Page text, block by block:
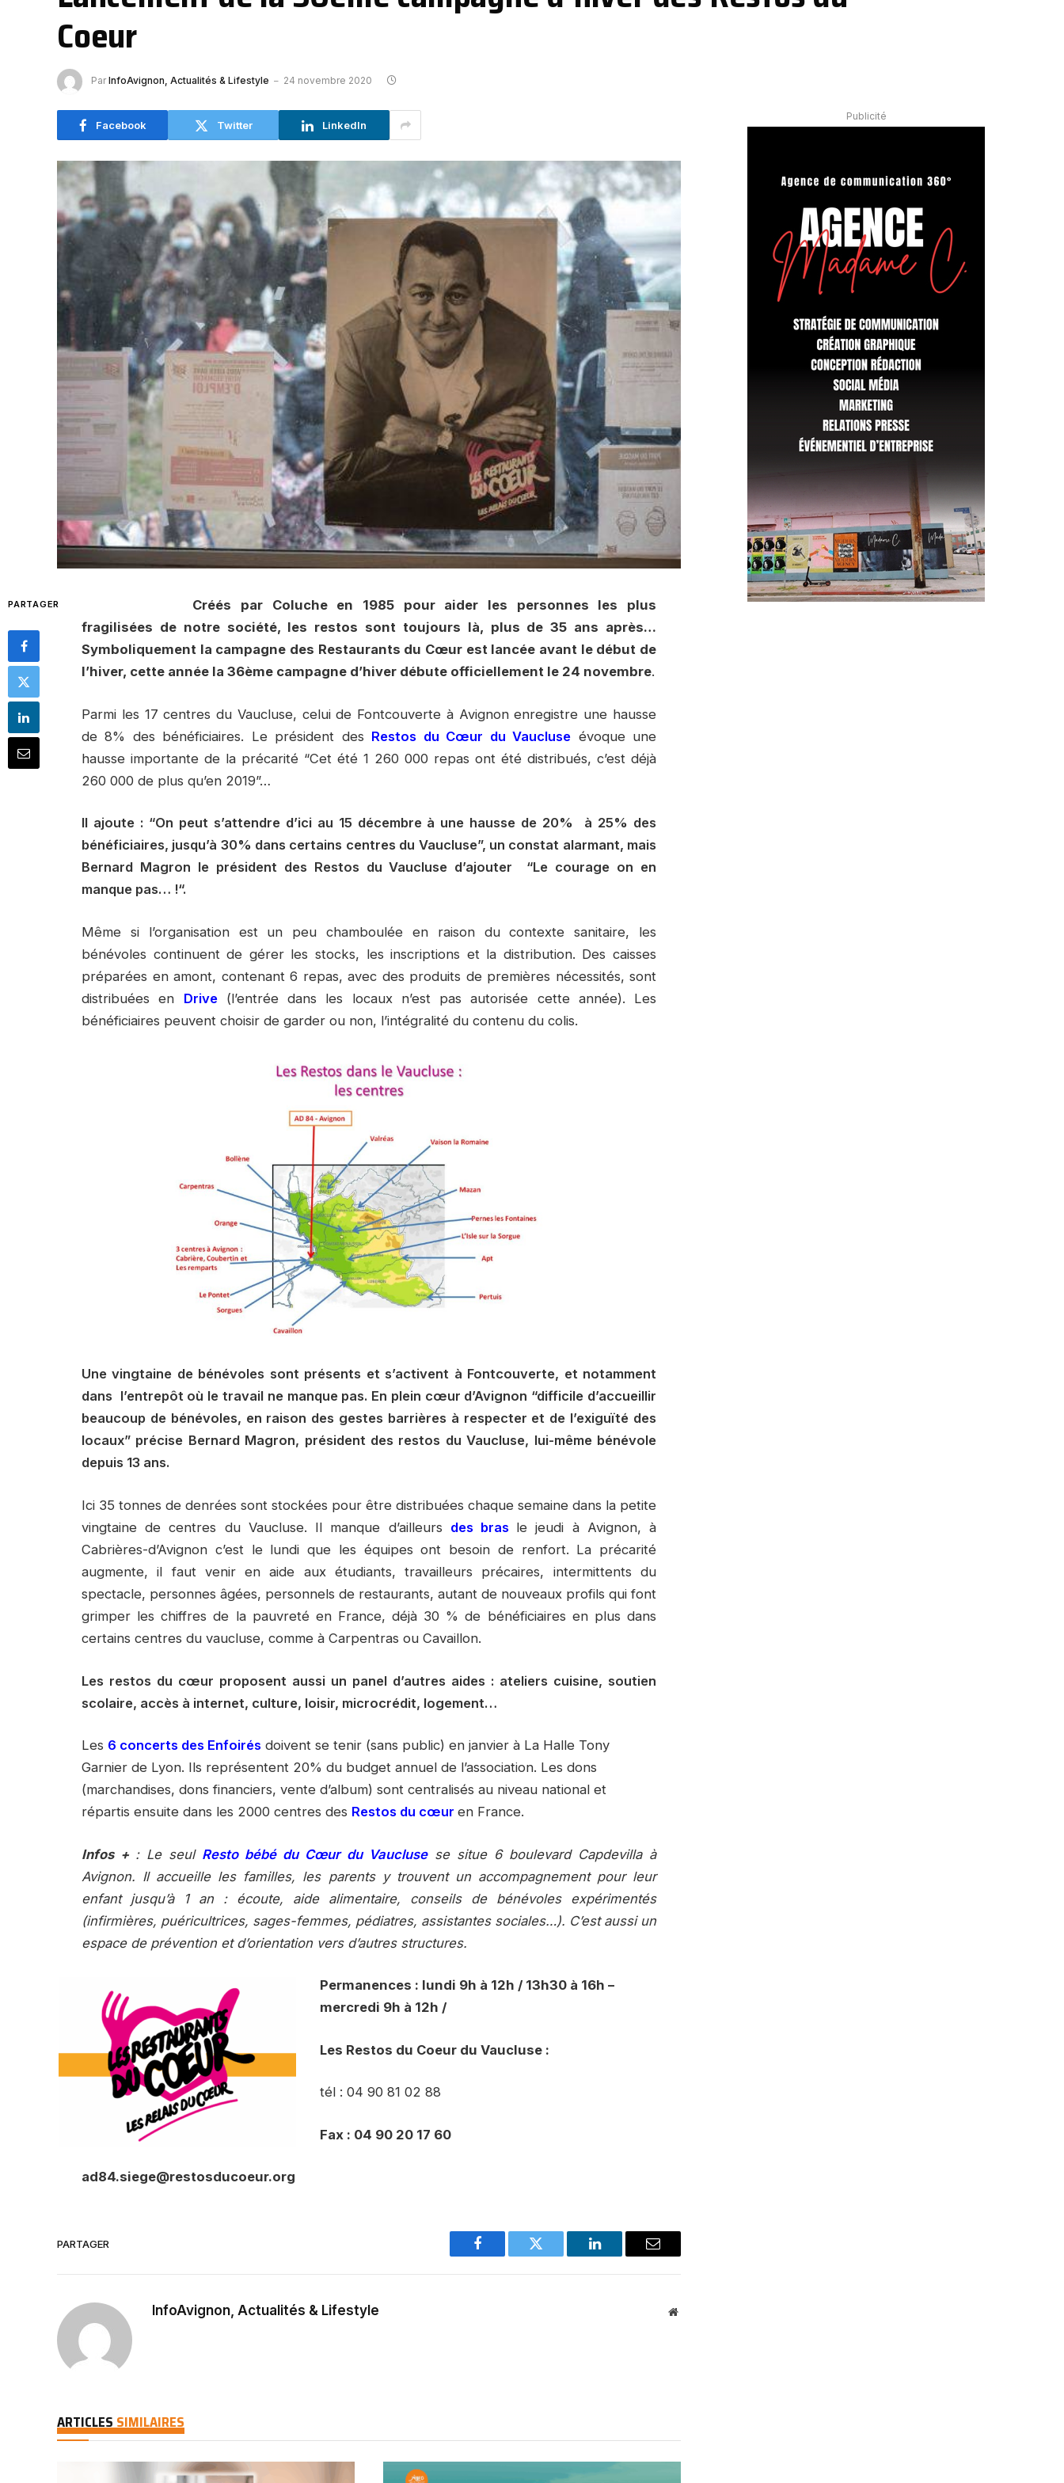
Coeur
Par InfoAvignon, Actualités & Lifestyle 24 novembre 2020
Facebook Twitter LinkedIn
PARTAGER
Créés par Coluche en 1985 pour aider les personnes les plus
fragilisées de notre société, les restos sont toujours là, plus de 35 ans après…
Symboliquement la campagne des Restaurants du Cœur est lancée avant le début de
l’hiver, cette année la 36ème campagne d’hiver débute officiellement le 24 novembre.
Parmi les 17 centres du Vaucluse, celui de Fontcouverte à Avignon enregistre une hausse
de 8% des bénéficiaires. Le président des Restos du Cœur du Vaucluse évoque une
hausse importante de la précarité “Cet été 1 260 000 repas ont été distribués, c’est déjà
260 000 de plus qu’en 2019”…
Il ajoute : “On peut s’attendre d’ici au 15 décembre à une hausse de 20%
à 25% des
bénéficiaires, jusqu’à 30% dans certains centres du Vaucluse”, un constat alarmant, mais
Bernard Magron le président des Restos du Vaucluse d’ajouter
“Le courage on en
manque pas… !“.
Même si l’organisation est un peu chamboulée en raison du contexte sanitaire, les
bénévoles continuent de gérer les stocks, les inscriptions et la distribution. Des caisses
préparées en amont, contenant 6 repas, avec des produits de premières nécessités, sont
distribuées en Drive(l’entrée dans les locaux n’est pas autorisée cette année). Les
bénéficiaires peuvent choisir de garder ou non, l’intégralité du contenu du colis.
Une vingtaine de bénévoles sont présents et s’activent à Fontcouverte, et notamment
dans l’entrepôt où le travail ne manque pas. En plein cœur d’Avignon “difficile d’accueillir
beaucoup de bénévoles, en raison des gestes barrières à respecter et de l’exiguïté des
locaux” précise Bernard Magron, président des restos du Vaucluse, lui-même bénévole
depuis 13 ans.
Ici 35 tonnes de denrées sont stockées pour être distribuées chaque semaine dans la petite
vingtaine de centres du Vaucluse. Il manque d’ailleurs des bras le jeudi à Avignon, à
Cabrières-d’Avignon c’est le lundi que les équipes ont besoin de renfort. La précarité
augmente, il faut venir en aide aux étudiants, travailleurs précaires, intermittents du
spectacle, personnes âgées, personnels de restaurants, autant de nouveaux profils qui font
grimper les chiffres de la pauvreté en France, déjà 30 % de bénéficiaires en plus dans
certains centres du vaucluse, comme à Carpentras ou Cavaillon.
Les restos du cœur proposent aussi un panel d’autres aides : ateliers cuisine, soutien
scolaire, accès à internet, culture, loisir, microcrédit, logement…
Les 6 concerts des Enfoirés doivent se tenir (sans public) en janvier à La Halle Tony
Garnier de Lyon. Ils représentent 20% du budget annuel de l’association. Les dons
(marchandises, dons financiers, vente d’album) sont centralisés au niveau national et
répartis ensuite dans les 2000 centres des Restos du cœur en France.
Infos + : Le seul Resto bébé du Cœur du Vauclusese situe 6 boulevard Capdevilla à
Avignon. Il accueille les familles, les parents y trouvent un accompagnement pour leur
enfant jusqu’à 1 an : écoute, aide alimentaire, conseils de bénévoles expérimentés
(infirmières, puéricultrices, sages-femmes, pédiatres, assistantes sociales…). C’est aussi un
espace de prévention et d’orientation vers d’autres structures.
Permanences : lundi 9h à 12h / 13h30 à 16h –
mercredi 9h à 12h /
Les Restos du Coeur du Vaucluse :
tél : 04 90 81 02 88
Fax : 04 90 20 17 60
ad84.siege@restosducoeur.org
PARTAGER
Facebook Twitter LinkedIn Email
InfoAvignon, Actualités & Lifestyle Website
ARTICLESSIMILAIRES
Publicité